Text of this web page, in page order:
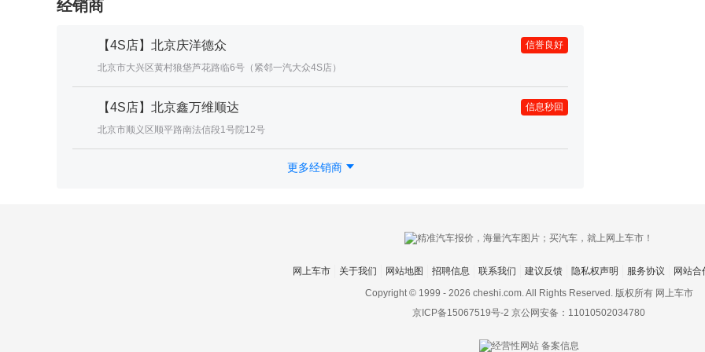
经销商
【4S店】北京庆洋德众
北京市大兴区黄村狼垡芦花路临6号（紧邻一汽大众4S店）
信誉良好
【4S店】北京鑫万维顺达
北京市顺义区顺平路南法信段1号院12号
信息秒回
更多经销商
网上车市 关于我们 网站地图 招聘信息 联系我们 建议反馈 隐私权声明 服务协议 网站合
Copyright © 1999 - 2026 cheshi.com. All Rights Reserved. 版权所有 网上车市
京ICP备15067519号-2 京公网安备：11010502034780